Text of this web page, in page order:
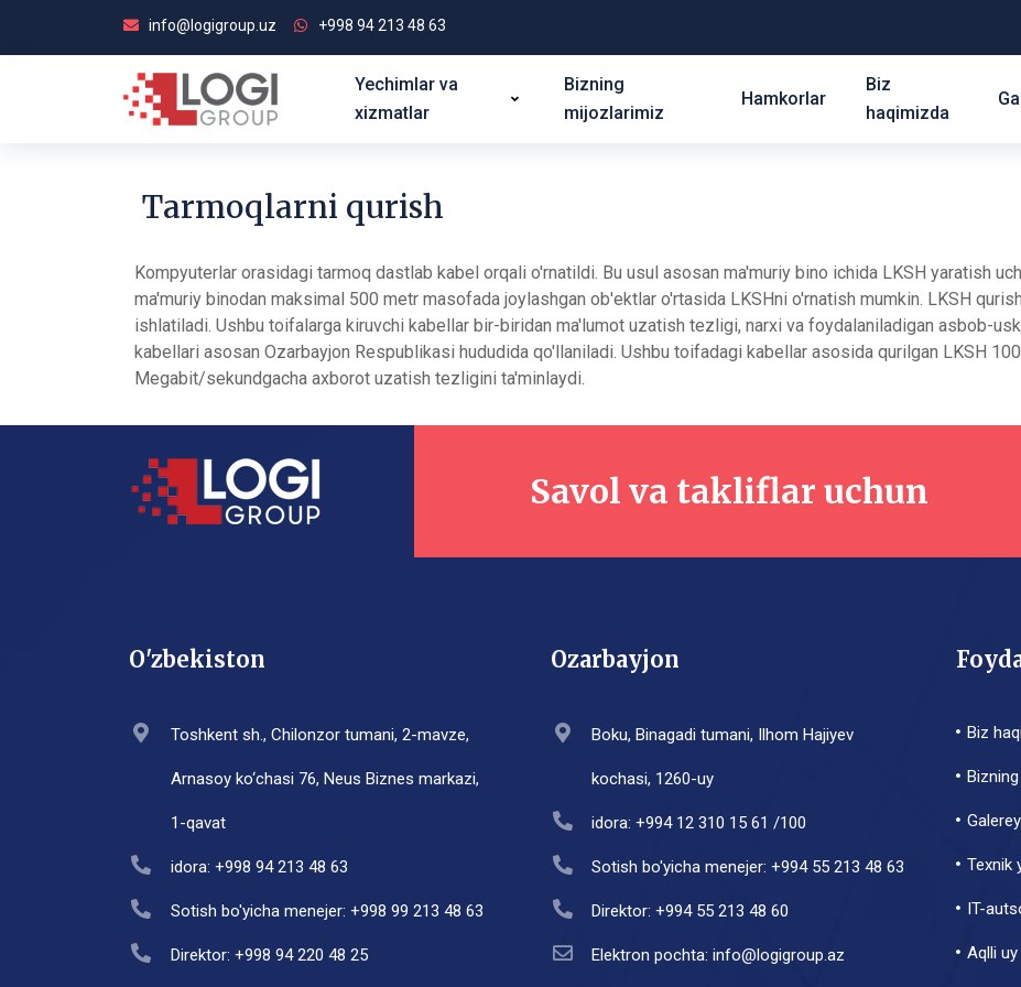
info@logigroup.uz +998 94 213 48 63
Yechimlar va
xizmatlar
Bizning
mijozlarimiz
Hamkorlar
Biz
haqimizda
Tarmoqlarni qurish
Kompyuterlar orasidagi tarmoq dastlab kabel orqali o'rnatildi. Bu usul asosan ma'muriy bino ichida LKSH yaratish
ma'muriy binodan maksimal 500 metr masofada joylashgan ob'ektlar o'rtasida LKSHni o'rnatish mumkin. LKSH
ishlatiladi. Ushbu toifalarga kiruvchi kabellar bir-biridan ma'lumot uzatish tezligi, narxi va foydalaniladigan asbob-
kabellari asosan Ozarbayjon Respublikasi hududida qo'llaniladi. Ushbu toifadagi kabellar asosida qurilgan LKSH
Megabit/sekundgacha axborot uzatish tezligini ta'minlaydi.
Savol va takliflar uchun
O'zbekiston
Toshkent sh., Chilonzor tumani, 2-mavze,
Arnasoy ko‘chasi 76, Neus Biznes markazi,
1-qavat
idora: +998 94 213 48 63
Sotish bo'yicha menejer: +998 99 213 48 63
Direktor: +998 94 220 48 25
Ozarbayjon
Boku, Binagadi tumani, Ilhom Hajiyev
kochasi, 1260-uy
idora: +994 12 310 15 61 /100
Sotish bo'yicha menejer: +994 55 213 48 63
Direktor: +994 55 213 48 60
Elektron pochta: info@logigroup.az
Biz
Texnik
IT-
Aqlli